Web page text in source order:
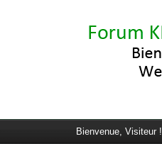
Bienvenue, Visiteur !